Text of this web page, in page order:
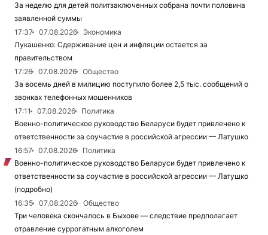
За неделю для детей политзаключенных собрана почти половина
заявленной суммы
17:37
07.08.2026
Экономика
Лукашенко: Сдерживание цен и инфляции остается за
правительством
17:26
07.08.2026
Общество
За восемь дней в милицию поступило более 2,5 тыс. сообщений о
звонках телефонных мошенников
17:11
07.08.2026
Политика
Военно-политическое руководство Беларуси будет привлечено к
ответственности за соучастие в российской агрессии — Латушко
16:57
07.08.2026
Политика
Военно-политическое руководство Беларуси будет привлечено к
ответственности за соучастие в российской агрессии — Латушко
(подробно)
16:35
07.08.2026
Общество
Три человека скончалось в Быхове — следствие предполагает
отравление суррогатным алкоголем